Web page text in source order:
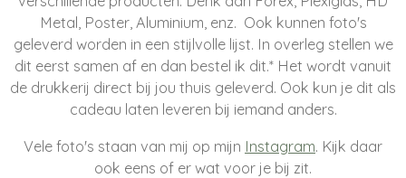
Metal, Poster, Aluminium, enz. Ook kunnen foto's
geleverd worden in een stijlvolle lijst. In overleg stellen we
dit eerst samen af en dan bestel ik dit.* Het wordt vanuit
de drukkerij direct bij jou thuis geleverd. Ook kun je dit als
cadeau laten leveren bij iemand anders.
Vele foto's staan van mij op mijn Instagram. Kijk daar
ook eens of er wat voor je bij zit.